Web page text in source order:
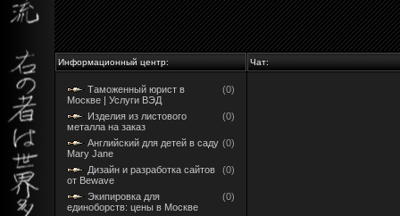
Информационный центр: Чат:
Таможенный юрист в
Москве | Услуги ВЭД
(0)
Изделия из листового
металла на заказ
(0)
Английский для детей в саду
Mary Jane
(0)
Дизайн и разработка сайтов
от Bewave
(0)
Экипировка для
единоборств: цены в Москве
(0)